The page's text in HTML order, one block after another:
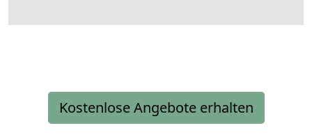
Kostenlose Angebote erhalten